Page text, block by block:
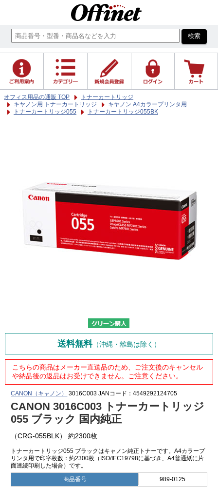
オフィス用品の通販 TOP
トナーカートリッジ
キヤノン用 トナーカートリッジ
キヤノン A4カラープリンタ用
トナーカートリッジ055
トナーカートリッジ055BK
送料無料（沖縄・離島は除く）
こちらの商品はメーカー直送品のため、ご注文後のキャンセル
や納品後の返品はお受けできません。ご注意ください。
CANON（キャノン） 3016C003 JANコード：4549292124705
CANON 3016C003 トナーカートリッジ
055 ブラック 国内純正
（CRG-055BLK） 約2300枚
トナーカートリッジ055 ブラックはキャノン純正トナーです。A4カラープ
リンタ用で印字枚数：約2300枚（ISO/IEC19798に基づき、A4普通紙に片
面連続印刷した場合）です。
商品番号 989-0125